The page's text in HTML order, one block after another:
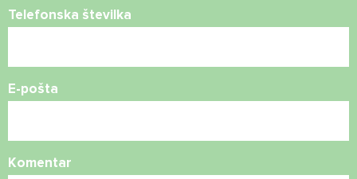
Telefonska številka
E-pošta
Komentar